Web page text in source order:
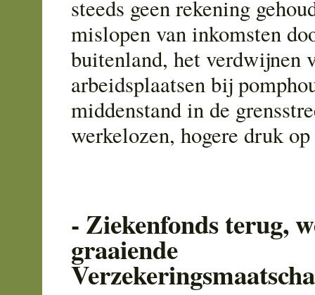
steeds geen rekening
mislopen van inkomsten
buitenland, het verdwijnen
arbeidsplaatsen bij
middenstand in de
werkelozen, hogere druk
- Ziekenfonds terug,
graaiende